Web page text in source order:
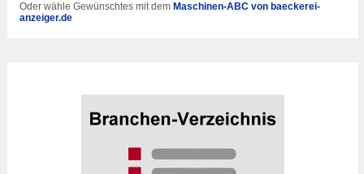
Oder wähle Gewünschtes mit dem Maschinen-ABC von baeckerei-
anzeiger.de